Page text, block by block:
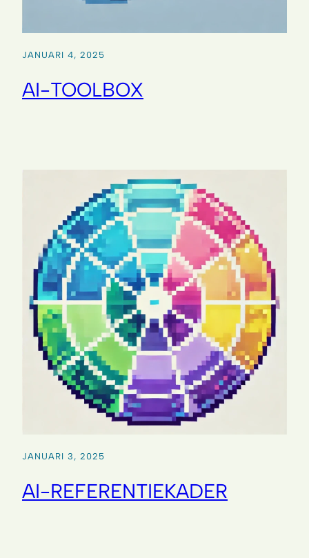
JANUARI 4, 2025
AI-TOOLBOX
JANUARI 3, 2025
AI-REFERENTIEKADER